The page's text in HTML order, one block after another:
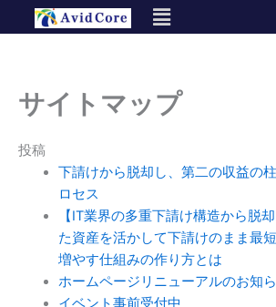
容
サイトマップ
投稿
下請けから脱却し、第二の収益の
ロセス
【IT業界の多重下請け構造から脱
た資産を活かして下請けのまま最
増やす仕組みの作り方とは
ホームページリニューアルのお知
イベント事前受付中